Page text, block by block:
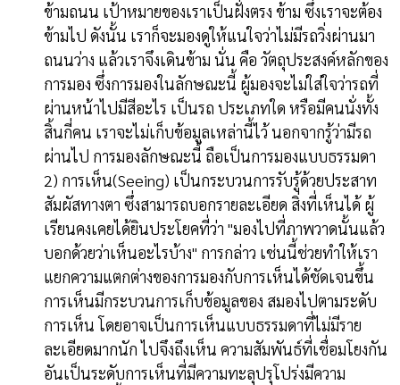
ข้ามถนน เป้าหมายของเราเป็นฝั่งตรง ข้าม ซึ่งเราจะต้อง
ข้ามไป ดังนั้น เราก็จะมองดูให้แนใจว่าไม่มีรถวิ่งผ่านมา
ถนนว่าง แล้วเราจึงเดินข้าม นั่น คือ วัตถุประสงค์หลักของ
การมอง ซึ่งการมองในลักษณะนี้ ผู้มองจะไม่ใส่ใจว่ารถที่
ผ่านหน้าไปมีสีอะไร เป็นรถ ประเภทใด หรือมีคนนั่งทั้ง
สิ้นกี่คน เราจะไม่เก็บข้อมูลเหล่านี้ไว้ นอกจากรู้ว่ามีรถ
ผ่านไป การมองลักษณะนี้ ถือเป็นการมองแบบธรรมดา
2) การเห็น(Seeing) เป็นกระบวนการรับรู้ด้วยประสาท
สัมผัสทางตา ซึ่งสามารถบอกรายละเอียด สิ่งที่เห็นได้ ผู้
เรียนคงเคยได้ยินประโยคที่ว่า "มองไปที่ภาพวาดนั้นแล้ว
บอกด้วยว่าเห็นอะไรบ้าง" การกล่าว เช่นนี้ช่วยทำให้เรา
แยกความแตกต่างของการมองกับการเห็นได้ชัดเจนขึ้น
การเห็นมีกระบวนการเก็บข้อมูลของ สมองไปตามระดับ
การเห็น โดยอาจเป็นการเห็นแบบธรรมดาที่ไม่มีราย
ละเอียดมากนัก ไปจึงถึงเห็น ความสัมพันธ์ที่เชื่อมโยงกัน
อันเป็นระดับการเห็นที่มีความทะลุปรุโปร่งมีความ